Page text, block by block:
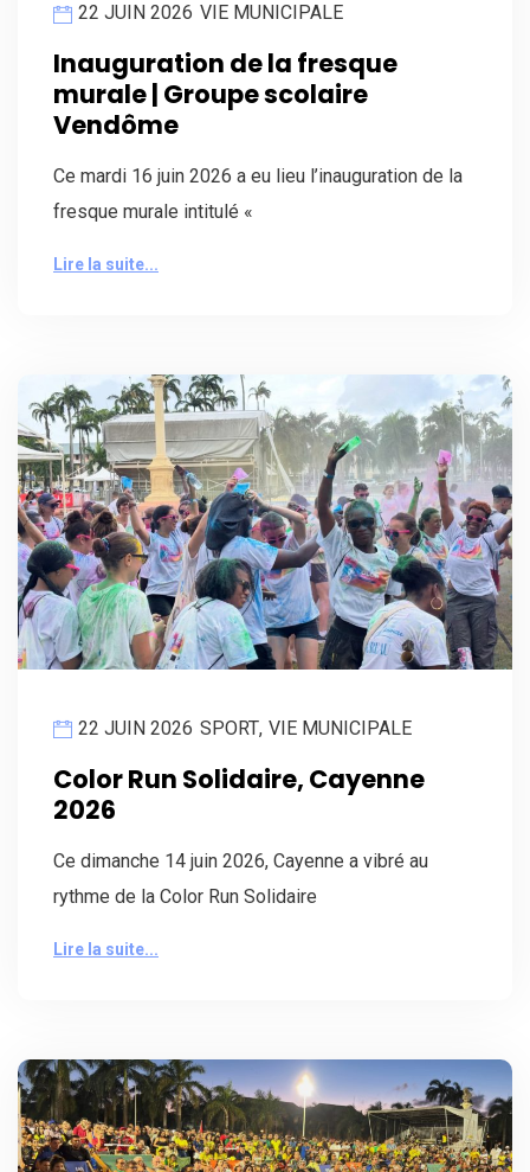
22 JUIN 2026 VIE MUNICIPALE
Inauguration de la fresque
murale | Groupe scolaire
Vendôme
Ce mardi 16 juin 2026 a eu lieu l’inauguration de la
fresque murale intitulé «
Lire la suite...
22 JUIN 2026 SPORT, VIE MUNICIPALE
Color Run Solidaire, Cayenne
2026
Ce dimanche 14 juin 2026, Cayenne a vibré au
rythme de la Color Run Solidaire
Lire la suite...